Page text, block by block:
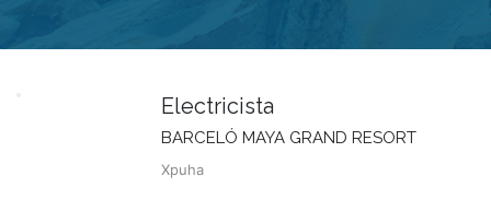
Electricista
BARCELÓ MAYA GRAND RESORT
Xpuha